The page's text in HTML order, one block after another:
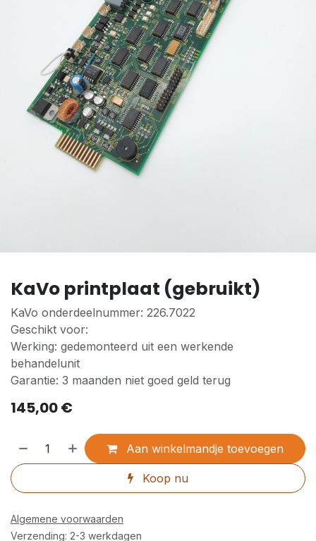
KaVo printplaat (gebruikt)
KaVo onderdeelnummer: 226.7022
Geschikt voor:
Werking: gedemonteerd uit een werkende
behandelunit
Garantie: 3 maanden niet goed geld terug
145,00€
Aan winkelmandje toevoegen
Koop nu
Algemene voorwaarden
Verzending: 2-3 werkdagen